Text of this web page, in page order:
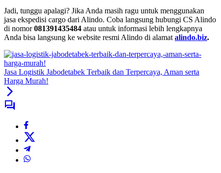
Jadi, tunggu apalagi? Jika Anda masih ragu untuk menggunakan
jasa ekspedisi cargo dari Alindo. Coba langsung hubungi CS Alindo
di nomor081391435484 atau untuk informasi lebih lengkapnya
Anda bisa langsung ke website resmi Alindo di alamat alindo.biz.
Jasa Logistik Jabodetabek Terbaik dan Terpercaya, Aman serta
Harga Murah!